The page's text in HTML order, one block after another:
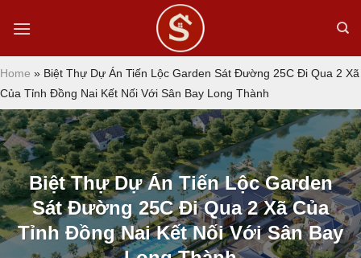
Home » Biệt Thự Dự Án Tiến Lộc Garden Sát Đường 25C Đi Qua 2 Xã
Của Tỉnh Đồng Nai Kết Nối Với Sân Bay Long Thành
Biệt Thự Dự Án Tiến Lộc Garden
Sát Đường 25C Đi Qua 2 Xã Của
Tỉnh Đồng Nai Kết Nối Với Sân Bay